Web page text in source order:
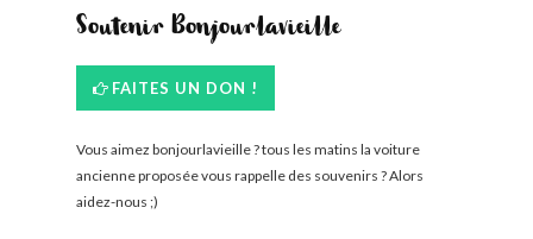
Soutenir Bonjourlavieille
FAITES UN DON !
Vous aimez bonjourlavieille ? tous les matins la voiture
ancienne proposée vous rappelle des souvenirs ? Alors
aidez-nous ;)